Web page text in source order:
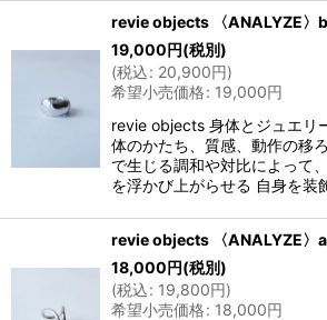
revie objects 〈ANALYZE〉
19,000円(税別)
(税込: 20,900円)
希望小売価格: 19,000円
revie objects 身体とジュエリ
体のかたち、質感、動作の移
で生じる調和や対比によって
を浮かび上がらせる 自身を装
revie objects 〈ANALYZE〉
18,000円(税別)
(税込: 19,800円)
希望小売価格: 18,000円